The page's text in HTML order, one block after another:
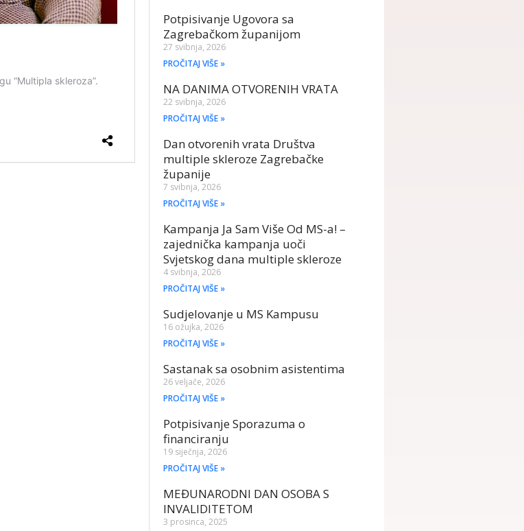
Potpisivanje Ugovora sa
Zagrebačkom županijom
27 svibnja, 2026
PROČITAJ VIŠE »
NA DANIMA OTVORENIH VRATA
22 svibnja, 2026
PROČITAJ VIŠE »
Dan otvorenih vrata Društva
multiple skleroze Zagrebačke
županije
7 svibnja, 2026
PROČITAJ VIŠE »
Kampanja Ja Sam Više Od MS-a! –
zajednička kampanja uoči
Svjetskog dana multiple skleroze
4 svibnja, 2026
PROČITAJ VIŠE »
Sudjelovanje u MS Kampusu
16 ožujka, 2026
PROČITAJ VIŠE »
Sastanak sa osobnim asistentima
26 veljače, 2026
PROČITAJ VIŠE »
Potpisivanje Sporazuma o
financiranju
19 siječnja, 2026
PROČITAJ VIŠE »
MEĐUNARODNI DAN OSOBA S
INVALIDITETOM
3 prosinca, 2025